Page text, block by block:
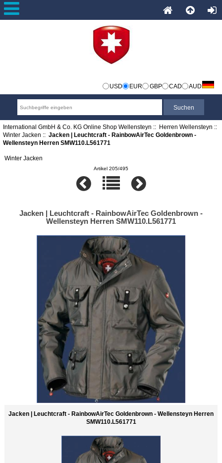
USD EUR GBP CAD AUD
International GmbH & Co. KG Online Shop Wellensteyn :: Herren Wellensteyn ::
Winter Jacken :: Jacken | Leuchtcraft - RainbowAirTec Goldenbrown -
Wellensteyn Herren SMW110.L561771
Winter Jacken
Artikel 205/495
Jacken | Leuchtcraft - RainbowAirTec Goldenbrown -
Wellensteyn Herren SMW110.L561771
Jacken | Leuchtcraft - RainbowAirTec Goldenbrown - Wellensteyn Herren
SMW110.L561771